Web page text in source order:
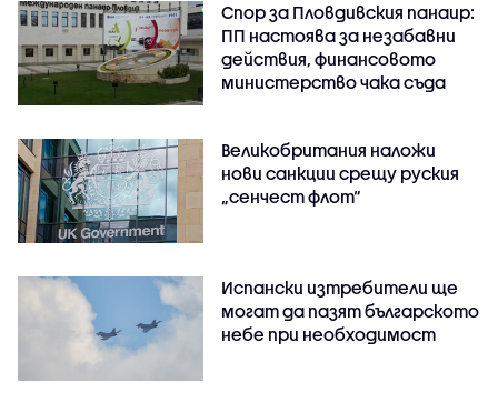
Спор за Пловдивския панаир:
ПП настоява за незабавни
действия, финансовото
министерство чака съда
Великобритания наложи
нови санкции срещу руския
„сенчест флот“
Испански изтребители ще
могат да пазят българското
небе при необходимост